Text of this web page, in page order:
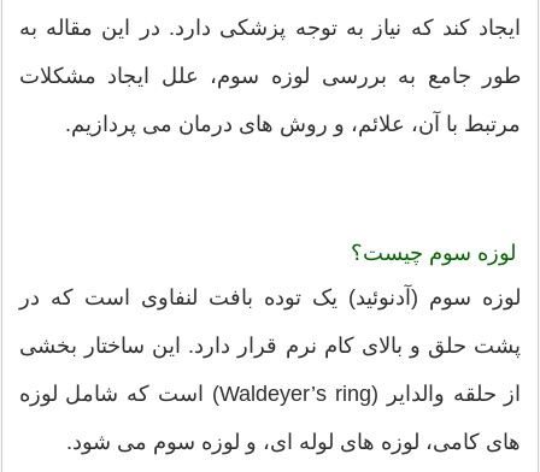
ایجاد کند که نیاز به توجه پزشکی دارد. در این مقاله به
طور جامع به بررسی لوزه سوم، علل ایجاد مشکلات
مرتبط با آن، علائم، و روش های درمان می پردازیم.
لوزه سوم چیست؟
لوزه سوم (آدنوئید) یک توده بافت لنفاوی است که در
پشت حلق و بالای کام نرم قرار دارد. این ساختار بخشی
از حلقه والدایر (Waldeyer’s ring) است که شامل لوزه
های کامی، لوزه های لوله ای، و لوزه سوم می شود.